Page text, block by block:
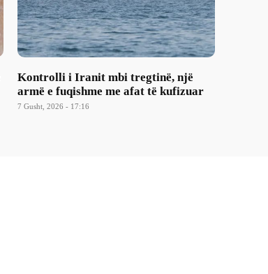
Kontrolli i Iranit mbi tregtinë, një
armë e fuqishme me afat të kufizuar
7 Gusht, 2026 - 17:16